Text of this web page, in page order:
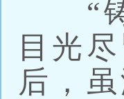
“铸
目光
后，